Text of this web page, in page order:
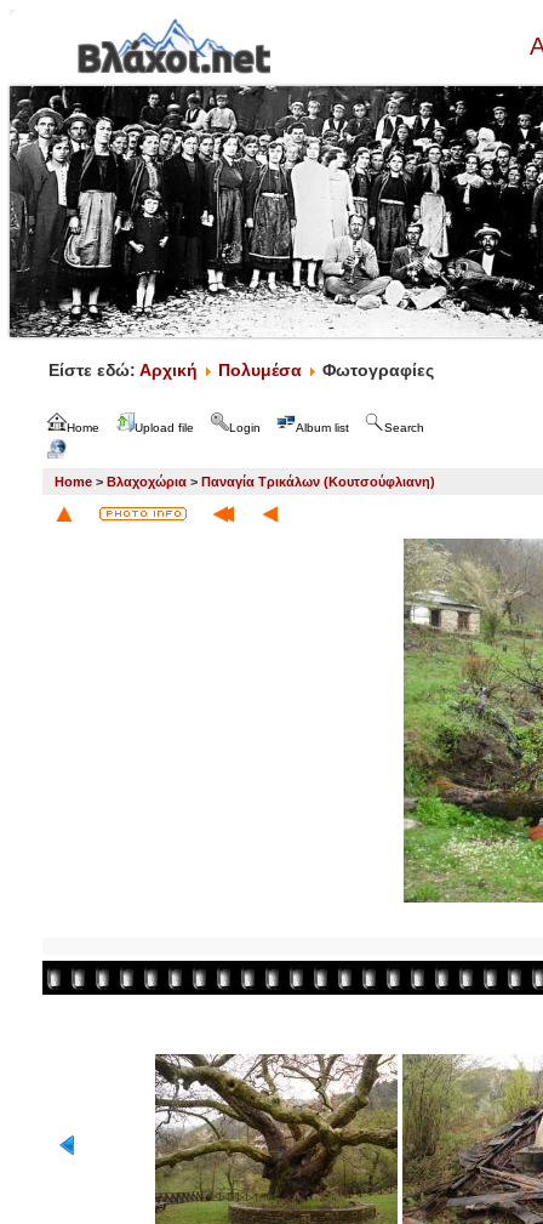
Είστε εδώ: Αρχική Πολυμέσα Φωτογραφίες
Home Upload file Login Album list Search
Home > Βλαχοχώρια > Παναγία Τρικάλων (Κουτσούφλιανη)